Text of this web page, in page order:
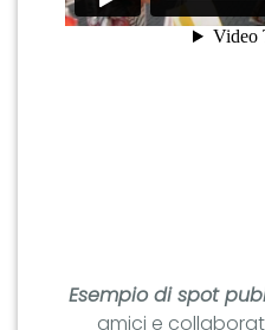
Esempio di spot
amici e